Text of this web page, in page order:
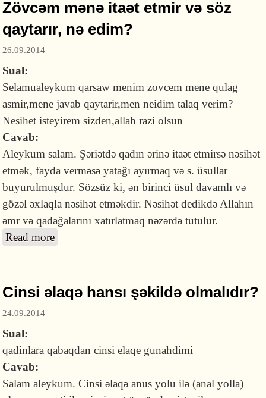
Zövcəm mənə itaət etmir və söz
qaytarır, nə edim?
26.09.2014
Sual:
Selamualeykum qarsaw menim zovcem mene qulag
asmir,mene javab qaytarir,men neidim talaq verim?
Nesihet isteyirem sizden,allah razi olsun
Cavab:
Aleykum salam. Şəriətdə qadın ərinə itaət etmirsə nəsihət
etmək, fayda verməsə yatağı ayırmaq və s. üsullar
buyurulmuşdur. Sözsüz ki, ən birinci üsul davamlı və
gözəl əxlaqla nəsihət etməkdir. Nəsihət dedikdə Allahın
əmr və qadağalarını xatırlatmaq nəzərdə tutulur.
Read more
Cinsi əlaqə hansı şəkildə olmalıdır?
24.09.2014
Sual:
qadinlara qabaqdan cinsi elaqe gunahdimi
Cavab:
Salam aleykum. Cinsi əlaqə anus yolu ilə (anal yolla)